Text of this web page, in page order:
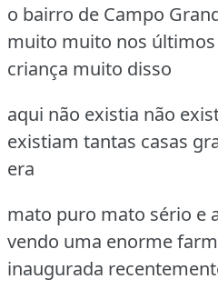
o bairro de Campo
muito muito nos
criança muito disso
aqui não existia não
existiam tantas casas
era
mato puro mato sério e
vendo uma enorme
inaugurada